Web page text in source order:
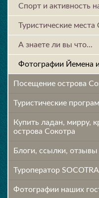
Спорт и активность
Туристические
А знаете ли вы что...
Фотографии Йемена
Посещение острова
Туристические
Купить ладан, мирру,
острова Сокотра
Блоги, ссылки,
Туроператор
Фотографии наших